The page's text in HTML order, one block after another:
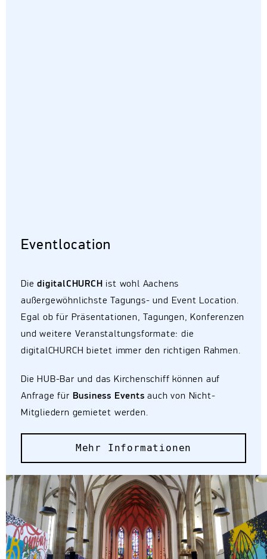
Eventlocation
DiedigitalCHURCH ist wohl Aachens
außergewöhnlichste Tagungs- und Event Location.
Egal ob für Präsentationen, Tagungen, Konferenzen
und weitere Veranstaltungsformate: die
digitalCHURCH bietet immer den richtigen Rahmen.
Die HUB-Bar und das Kirchenschiff können auf
Anfrage für Business Eventsauch von Nicht-
Mitgliedern gemietet werden.
Mehr Informationen